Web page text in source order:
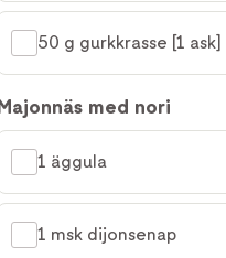
50 g gurkkrasse [1 ask]
med nori
1 äggula
1 msk dijonsenap